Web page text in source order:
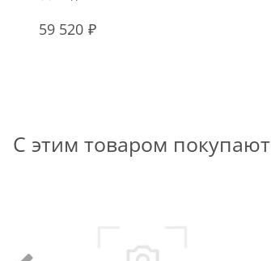
59 520
С этим товаром покупают